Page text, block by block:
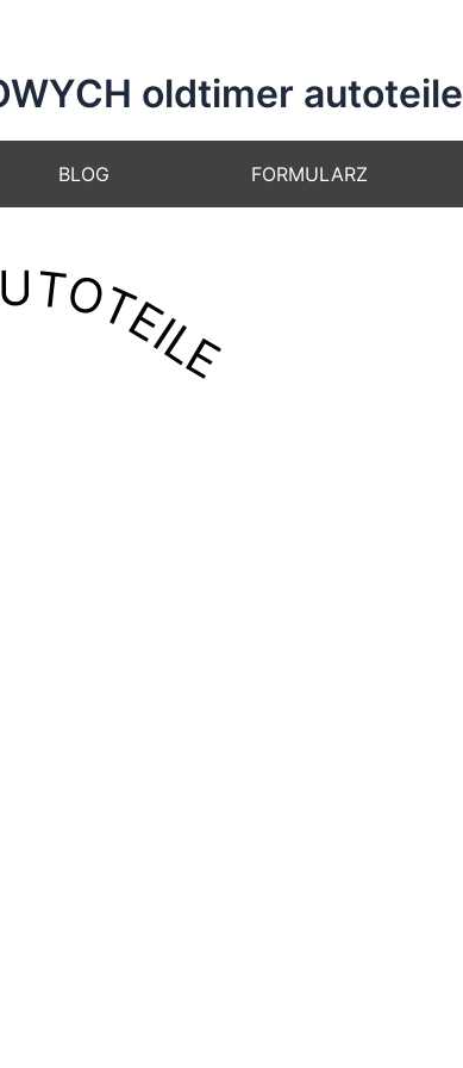
oldtimer autoteile
BLOG FORMULARZ